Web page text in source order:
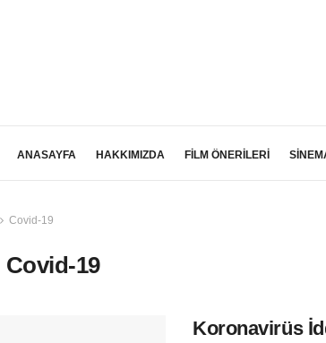
ANASAYFA HAKKIMIZDA FİLM ÖNERİLERİ
Covid-19
Covid-19
Koronavirüs